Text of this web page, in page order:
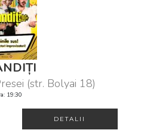
(str. Bolyai 18)
19:30
DETALII